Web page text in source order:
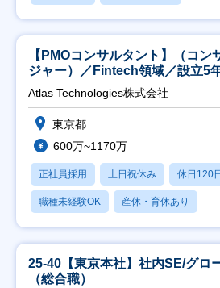
【PMOコンサルタント】（コン
ジャー）／Fintech領域／設立5
Atlas Technologies株式会社
東京都
600万~1170万
正社員採用 土日祝休み 休日120
職種未経験OK 産休・育休あり
25-40【東京本社】社内SE/グロ
（総合職）